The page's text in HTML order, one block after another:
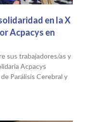
en la X
Acpacys en
sus trabajadores/as y
Acpacys
Parálisis Cerebral y